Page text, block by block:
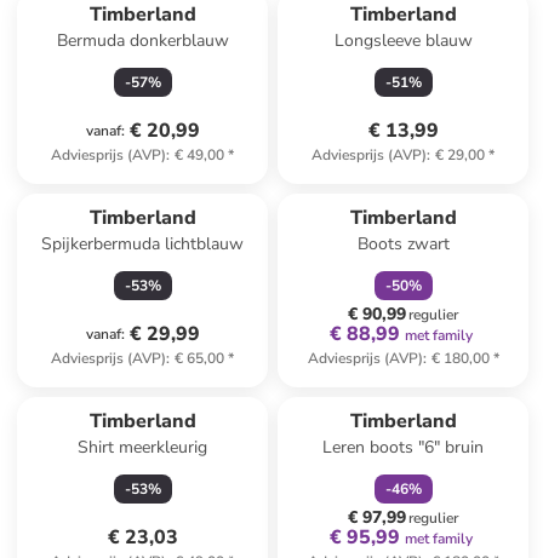
Timberland
Bermuda donkerblauw
-57%
vanaf: € 20,99
Adviesprijs (AVP): € 49,00*
Timberland
Longsleeve blauw
-51%
€ 13,99
Adviesprijs (AVP): € 29,00*
Timberland
Spijkerbermuda lichtblauw
-53%
vanaf: € 29,99
Adviesprijs (AVP): € 65,00*
Timberland
Boots zwart
-50%
€ 90,99regulier
€ 88,99 met family
Adviesprijs (AVP): € 180,00*
Timberland
Shirt meerkleurig
-53%
€ 23,03
Timberland
Leren boots "6" bruin
-46%
€ 97,99regulier
€ 95,99 met family